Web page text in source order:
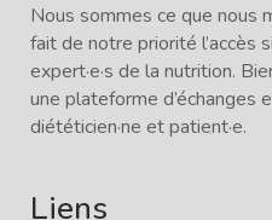
Nous sommes ce que nous
fait de notre priorité l’accès
expert·e·s de la nutrition.
une plateforme d’échanges
diététicien·ne et patient·e.
Liens